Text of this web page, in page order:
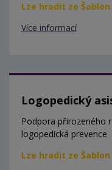
Lze hradit ze Šablon
Více informací
Logopedický
Podpora přirozeného
logopedická prevence
Lze hradit ze Šablon